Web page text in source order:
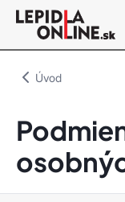
Priemyselné
lepidlá
Úvod